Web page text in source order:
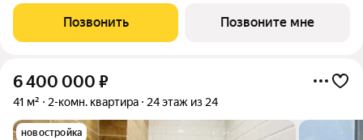
украшением центральной части Челябинска.
Позвонить Позвоните мне
6 400 000 ₽
41 м² 2-комн. квартира 24 этаж из 24
новостройка